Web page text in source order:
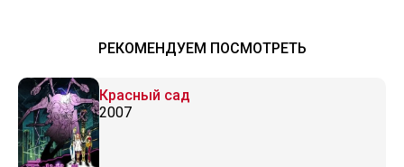
РЕКОМЕНДУЕМ ПОСМОТРЕТЬ
Красный сад
2007